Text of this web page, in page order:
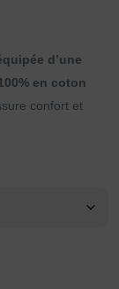
d’une
en coton
confort et